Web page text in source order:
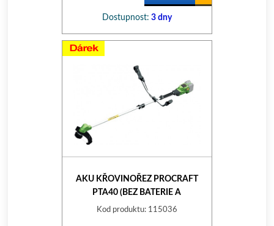
Dostupnost: 3 dny
AKU KŘOVINOŘEZ PROCRAFT
PTA40 (BEZ BATERIE A
NABÍJEČKY) PTA40
Kod produktu: 115036